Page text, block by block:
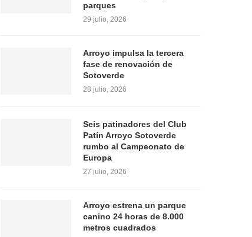
parques
29 julio, 2026
Arroyo impulsa la tercera
fase de renovación de
Sotoverde
28 julio, 2026
Seis patinadores del Club
Patín Arroyo Sotoverde
rumbo al Campeonato de
Europa
27 julio, 2026
Arroyo estrena un parque
canino 24 horas de 8.000
metros cuadrados